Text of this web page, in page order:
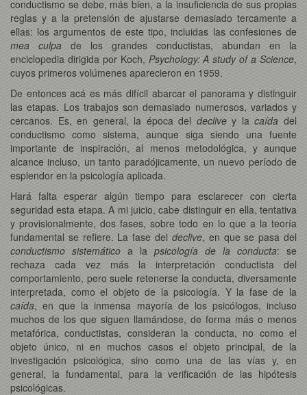
conductismo se debe, más bien, a la insuficiencia de sus propias
reglas y a la pretensión de ajustarse demasiado tercamente a
ellas: los argumentos de este tipo, incluidas las confesiones de
mea culpa de los grandes conductistas, abundan en la
enciclopedia dirigida por Koch, Psychology: A study of a Science,
cuyos primeros volúmenes aparecieron en 1959.
De entonces acá es más difícil abarcar el panorama y distinguir
las etapas. Los trabajos son demasiado numerosos, variados y
cercanos. Es, en general, la época del declivey lacaída del
conductismo como sistema, aunque siga siendo una fuente
importante de inspiración, al menos metodológica, y aunque
alcance incluso, un tanto paradójicamente, un nuevo período de
esplendor en la psicología aplicada.
Hará falta esperar algún tiempo para esclarecer con cierta
seguridad esta etapa. A mi juicio, cabe distinguir en ella, tentativa
y provisionalmente, dos fases, sobre todo en lo que a la teoría
fundamental se refiere. La fase del declive, en que se pasa del
conductismo sistemático a la psicología de la conducta: se
rechaza cada vez más la interpretación conductista del
comportamiento, pero suele retenerse la conducta, diversamente
interpretada, como el objeto de la psicología. Y la fase de la
caída, en que la inmensa mayoría de los psicólogos, incluso
muchos de los que siguen llamándose, de forma más o menos
metafórica, conductistas, consideran la conducta, no como el
objeto único, ni en muchos casos el objeto principal, de la
investigación psicológica, sino como una de las vías y, en
general, la fundamental, para la verificación de las hipótesis
psicológicas.